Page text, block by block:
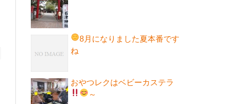
8月になりました夏本番です
ね
おやつレクはベビーカステラ
～